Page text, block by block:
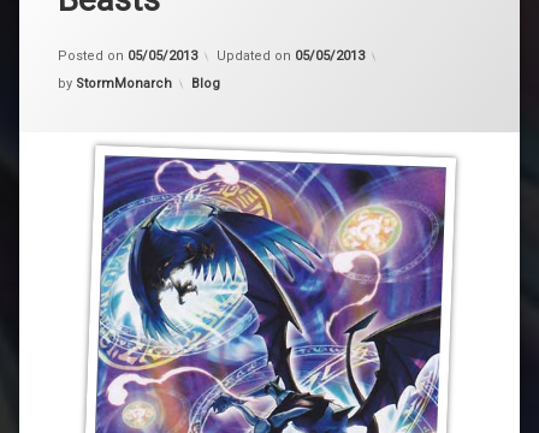
Posted on 05/05/2013 Updated on 05/05/2013
by StormMonarch Kategorije:
Blog